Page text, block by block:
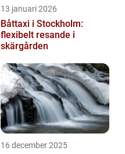
13 januari 2026
Båttaxi i Stockholm:
flexibelt resande i
skärgården
16 december 2025